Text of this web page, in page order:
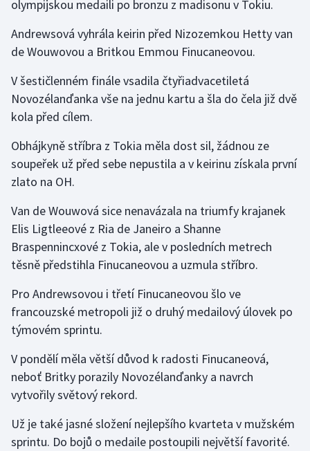
Stolní tenis
Veslování
Vodní slalom
Volejbal
Ostatní
olympijskou medaili po bronzu z madisonu v Tokiu.
Andrewsová vyhrála keirin před Nizozemkou Hetty van
de Wouwovou a Britkou Emmou Finucaneovou.
V šestičlenném finále vsadila čtyřiadvacetiletá
Novozélanďanka vše na jednu kartu a šla do čela již dvě
kola před cílem.
Obhájkyně stříbra z Tokia měla dost sil, žádnou ze
soupeřek už před sebe nepustila a v keirinu získala první
zlato na OH.
Van de Wouwová sice nenavázala na triumfy krajanek
Elis Ligtleeové z Ria de Janeiro a Shanne
Braspennincxové z Tokia, ale v posledních metrech
těsně předstihla Finucaneovou a uzmula stříbro.
Pro Andrewsovou i třetí Finucaneovou šlo ve
francouzské metropoli již o druhý medailový úlovek po
týmovém sprintu.
V pondělí měla větší důvod k radosti Finucaneová,
neboť Britky porazily Novozélanďanky a navrch
vytvořily světový rekord.
Už je také jasné složení nejlepšího kvarteta v mužském
sprintu. Do bojů o medaile postoupili největší favorité.